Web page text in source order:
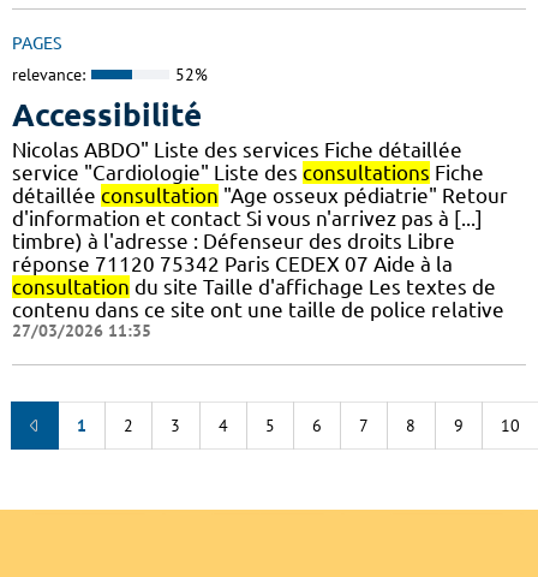
PAGES
relevance: 52%
Accessibilité
Nicolas ABDO" Liste des services Fiche détaillée
service "Cardiologie" Liste des consultations Fiche
détaillée consultation "Age osseux pédiatrie" Retour
d'information et contact Si vous n'arrivez pas à [...]
timbre) à l'adresse : Défenseur des droits Libre
réponse 71120 75342 Paris CEDEX 07 Aide à la
consultation du site Taille d'affichage Les textes de
contenu dans ce site ont une taille de police relative
27/03/2026 11:35
1 2 3 4 5 6 7 8 9 10